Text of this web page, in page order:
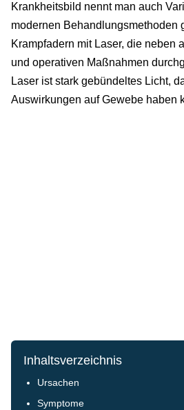
Krankheitsbild nennt man auch
modernen Behandlungsmethoden
Krampfadern mit Laser, die neben
und operativen Maßnahmen
Laser ist stark gebündeltes Licht,
Auswirkungen auf Gewebe haben
Inhaltsverzeichnis
Ursachen
Symptome